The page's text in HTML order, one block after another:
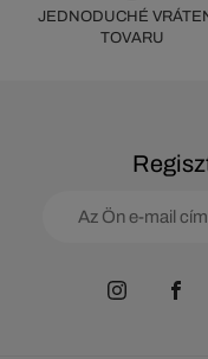
JEDNODUCHÉ
TOVARU